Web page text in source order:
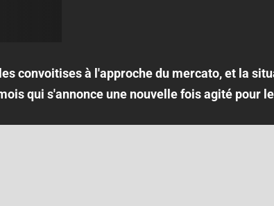
convoitises à l'approche du mercato, et la
qui s'annonce une nouvelle fois agité pour